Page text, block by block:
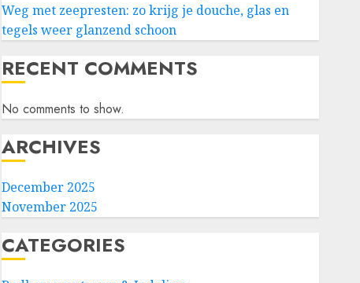
Weg met zeepresten: zo krijg je douche, glas en
tegels weer glanzend schoon
RECENT COMMENTS
No comments to show.
ARCHIVES
December 2025
November 2025
CATEGORIES